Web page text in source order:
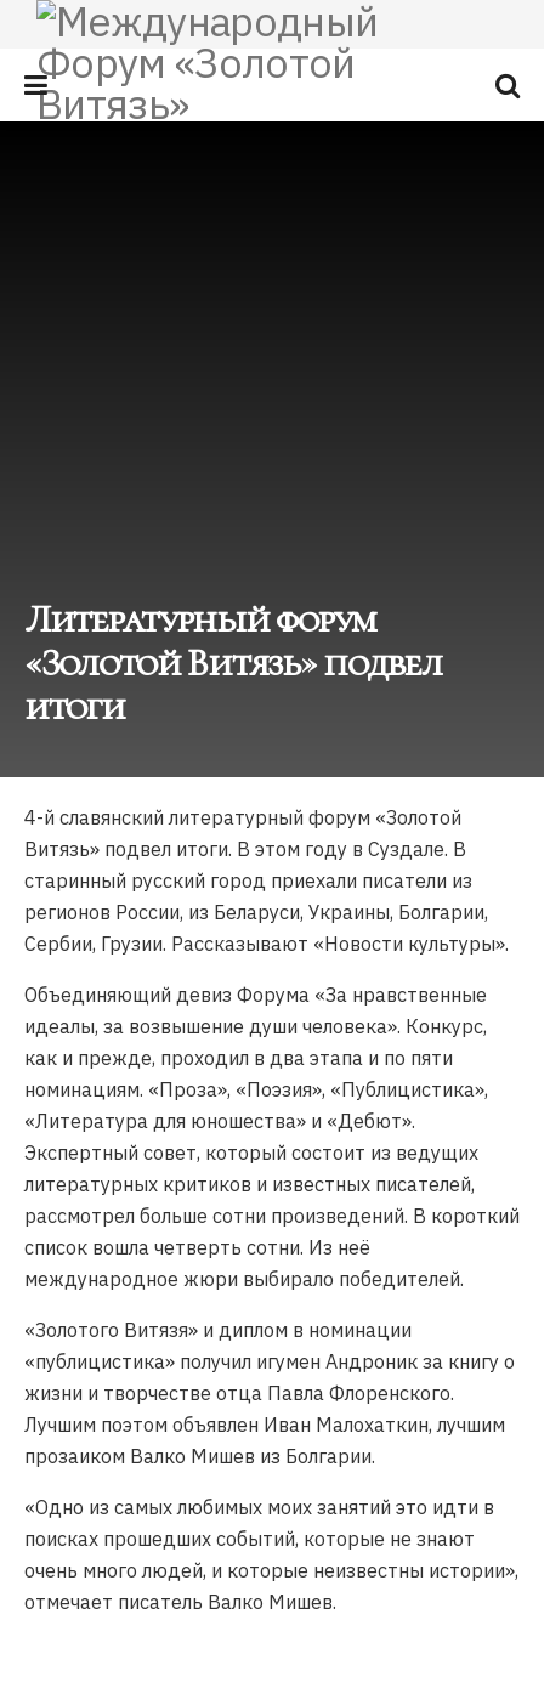
Литературный форум
«Золотой Витязь» подвел
итоги
4-й славянский литературный форум «Золотой
Витязь» подвел итоги. В этом году в Суздале. В
старинный русский город приехали писатели из
регионов России, из Беларуси, Украины, Болгарии,
Сербии, Грузии. Рассказывают «Новости культуры».
Объединяющий девиз Форума «За нравственные
идеалы, за возвышение души человека». Конкурс,
как и прежде, проходил в два этапа и по пяти
номинациям. «Проза», «Поэзия», «Публицистика»,
«Литература для юношества» и «Дебют».
Экспертный совет, который состоит из ведущих
литературных критиков и известных писателей,
рассмотрел больше сотни произведений. В короткий
список вошла четверть сотни. Из неё
международное жюри выбирало победителей.
«Золотого Витязя» и диплом в номинации
«публицистика» получил игумен Андроник за книгу о
жизни и творчестве отца Павла Флоренского.
Лучшим поэтом объявлен Иван Малохаткин, лучшим
прозаиком Валко Мишев из Болгарии.
«Одно из самых любимых моих занятий это идти в
поисках прошедших событий, которые не знают
очень много людей, и которые неизвестны истории»,
отмечает писатель Валко Мишев.